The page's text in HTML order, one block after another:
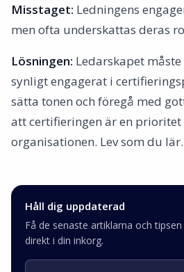
Misstaget: Ledningens
men ofta underskattas deras
Lösningen: Ledarskapet
synligt engagerat i
sätta tonen och föregå med
att certifieringen är en prioritet
organisationen. Lev som du lär.
Håll dig uppdaterad
Få de senaste artiklarna och
direkt i din inkorg.
E-postadress